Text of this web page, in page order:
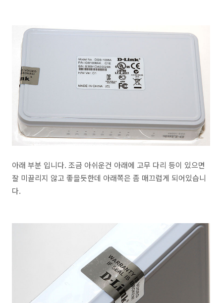
아래 부분 입니다. 조금 아쉬운건 아래에 고무 다리 등이 있으면
잘 미끌리지 않고 좋을듯한데 아래쪽은 좀 매끄럽게 되어있습니
다.